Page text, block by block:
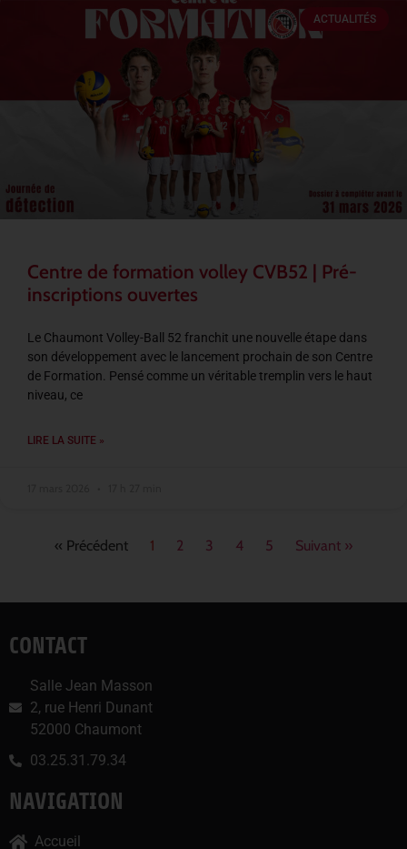
ACTUALITÉS
Centre de formation volley CVB52 | Pré-
inscriptions ouvertes
Le Chaumont Volley-Ball 52 franchit une nouvelle étape dans
son développement avec le lancement prochain de son Centre
de Formation. Pensé comme un véritable tremplin vers le haut
niveau, ce
LIRE LA SUITE »
« Précédent 1 2 3 4 5 Suivant »
CONTACT
Salle Jean Masson
2, rue Henri Dunant
52000 Chaumont
03.25.31.79.34
NAVIGATION
Accueil